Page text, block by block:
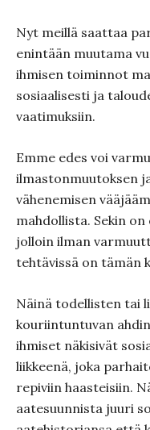
Nyt meillä saattaa
enintään muutama
ihmisen toiminnot
sosiaalisesti ja
vaatimuksiin.
Emme edes voi
ilmastonmuutoksen
vähenemisen
mahdollista. Sekin
jolloin ilman
tehtävissä on tämän
Näinä todellisten tai
kouriintuntuvan
ihmiset näkisivät
liikkeenä, joka
repiviin haasteisiin.
aatesuunnista juuri